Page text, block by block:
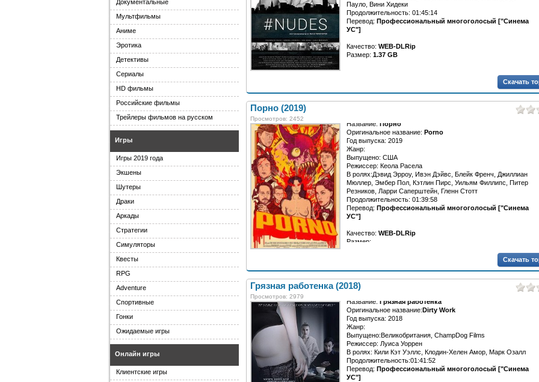
Пауло, Вини Хидеки
Продолжительность: 01:45:14
Перевод: Профессиональный многоголосый ["Синема
УС"]
Качество: WEB-DLRip
Размер: 1.37 GB
общаться с Аделией и Эйтор всё становится еще хуже, эта
дружба полностью меняет их жизнь и отношения.
Скачать
Порно (2019)
Просмотров: 2452
Название: Порно
Оригинальное название: Porno
Год выпуска: 2019
Жанр:
Выпущено: США
Режиссер: Кеола Расела
В ролях:Дэвид Эрроу, Ивэн Дэйвс, Блейк Френч, Джиллиан
Мюллер, Эмбер Пол, Кэтлин Пирс, Уильям Филлипс, Питер
Резников, Ларри Саперштейн, Гленн Стотт
Продолжительность: 01:39:58
Перевод: Профессиональный многоголосый ["Синема
УС"]
Качество: WEB-DLRip
Размер:...
Скачать
Грязная работенка (2018)
Просмотров: 2979
Название: Грязная работенка
Оригинальное название: Dirty Work
Год выпуска: 2018
Жанр:
Выпущено:Великобритания, ChampDog Films
Режиссер: Луиса Уоррен
В ролях: Кили Кэт Уэллс, Клодин-Хелен Амор, Марк Озалл
Продолжительность:01:41:52
Перевод: Профессиональный многоголосый ["Синема
УС"]
Документальные
Мультфильмы
Аниме
Эротика
Детективы
Сериалы
HD фильмы
Российские фильмы
Трейлеры фильмов на русском
Игры
Игры 2019 года
Экшены
Шутеры
Драки
Аркады
Стратегии
Симуляторы
Квесты
RPG
Adventure
Спортивные
Гонки
Ожидаемые игры
Онлайн игры
Клиентские игры